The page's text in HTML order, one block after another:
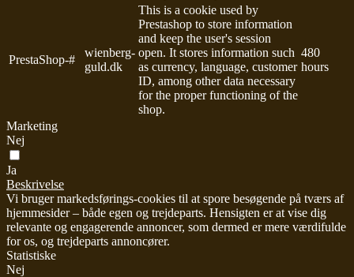
PrestaShop-#
wienberg-
guld.dk
This is a cookie used by
Prestashop to store information
and keep the user's session
open. It stores information such
as currency, language, customer
ID, among other data necessary
for the proper functioning of the
shop.
480
hours
Marketing
Nej
Ja
Beskrivelse
Vi bruger markedsførings-cookies til at spore besøgende på tværs af
hjemmesider – både egen og trejdeparts. Hensigten er at vise dig
relevante og engagerende annoncer, som dermed er mere værdifulde
for os, og trejdeparts annoncører.
Statistiske
Nej